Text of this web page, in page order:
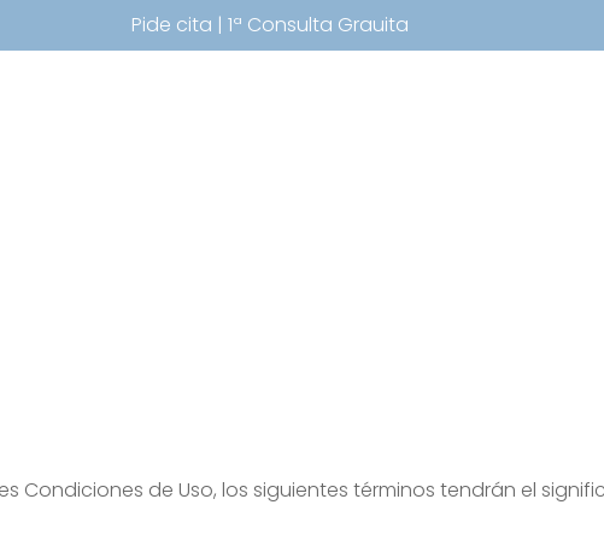
Pide cita | 1ª Consulta Grauita
Condiciones de Uso, los siguientes términos tendrán el